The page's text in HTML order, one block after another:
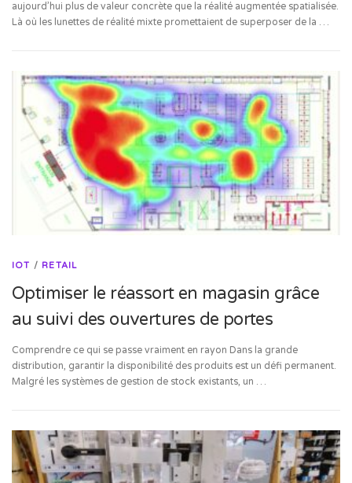
aujourd’hui plus de valeur concrète que la réalité augmentée spatialisée.
Là où les lunettes de réalité mixte promettaient de superposer de la …
IOT / RETAIL
Optimiser le réassort en magasin grâce
au suivi des ouvertures de portes
Comprendre ce qui se passe vraiment en rayon Dans la grande
distribution, garantir la disponibilité des produits est un défi permanent.
Malgré les systèmes de gestion de stock existants, un …